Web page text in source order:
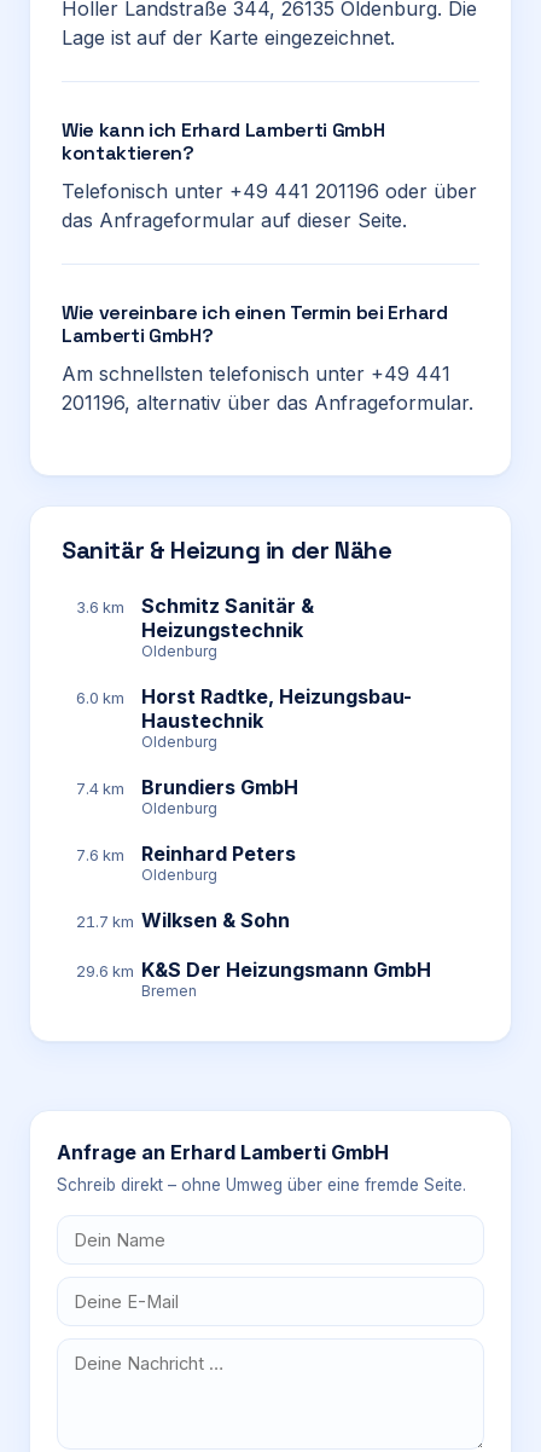
Holler Landstraße 344, 26135 Oldenburg. Die
Lage ist auf der Karte eingezeichnet.
Wie kann ich Erhard Lamberti GmbH
kontaktieren?
Telefonisch unter +49 441 201196 oder über
das Anfrageformular auf dieser Seite.
Wie vereinbare ich einen Termin bei Erhard
Lamberti GmbH?
Am schnellsten telefonisch unter +49 441
201196, alternativ über das Anfrageformular.
Sanitär & Heizung in der Nähe
3.6 km
Schmitz Sanitär &
Heizungstechnik
Oldenburg
6.0 km
Horst Radtke, Heizungsbau-
Haustechnik
Oldenburg
7.4 km Brundiers GmbH
Oldenburg
7.6 km Reinhard Peters
Oldenburg
21.7 km Wilksen & Sohn
29.6 km K&S Der Heizungsmann GmbH
Bremen
Anfrage an Erhard Lamberti GmbH
Schreib direkt – ohne Umweg über eine fremde Seite.